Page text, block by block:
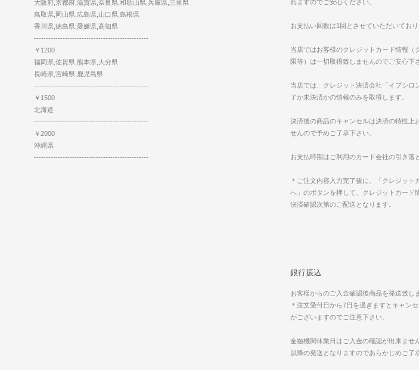
大阪府,京都府,滋賀県,奈良県,和歌山県,兵庫県,三重県
鳥取県,岡山県,広島県,山口県,島根県
香川県,徳島県,愛媛県,高知県
------------------------------------------------
￥1200
福岡県,佐賀県,熊本県,大分県
長崎県,宮崎県,鹿児島県
------------------------------------------------
￥1500
北海道
------------------------------------------------
￥2000
沖縄県
------------------------------------------------
れますのでご安心ください。
お支払い回数は1回とさせていただいており
当店ではお客様のクレジットカード情報（
限等）は一切取得致しませんのでご安心下
当店では、クレジット決済会社「イプシロ
了か未決済かの情報のみを取得します。
決済後の商品のキャンセルは決済の特性上
せんので予めご了承下さい。
お支払時期はご利用のカード会社の引き落
＊ご注文内容入力完了後に、「クレジット
へ」のボタンを押して、クレジットカード
決済確認次第のご配送となります。
銀行振込
お客様からのご入金確認後商品を発送致し
＊注文受付日から7日を過ぎますとキャン
がございますのでご注意下さい。
金融機関休業日はご入金の確認が出来ませ
以降の発送となりますのであらかじめご了